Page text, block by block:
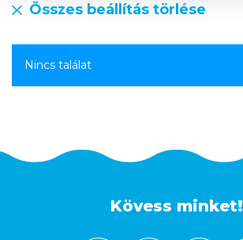
Összes beállítás törlése
Nincs találat
Kövess minket!